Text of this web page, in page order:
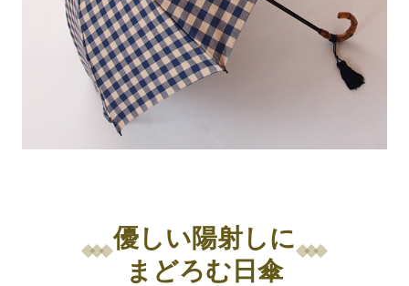
優しい陽射しに
まどろむ日傘